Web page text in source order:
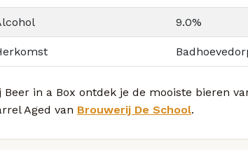
9.0%
Beer in a Box ontdek je de mooiste bieren
Aged van Brouwerij De School.